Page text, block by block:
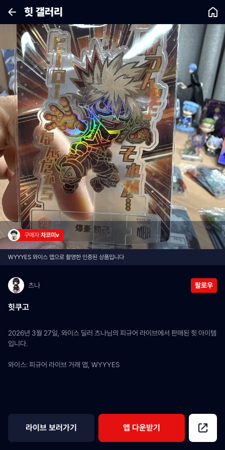
힛 갤러리
구매자 차코미v
WYYYES 와이스 앱으로 촬영한 인증된 상품입니다
츠나 팔로우
힛쿠고
2026년 3월 27일, 와이스 딜러 츠나님의 피규어 라이브에서 판매된 힛 아이템
입니다.
와이스: 피규어 라이브 거래 앱, WYYYES
라이브 보러가기 앱 다운받기